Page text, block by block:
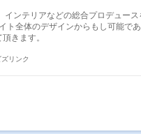
インテリアなどの総合プロデュー
ト全体のデザインからもし可能で
きます。
リンク